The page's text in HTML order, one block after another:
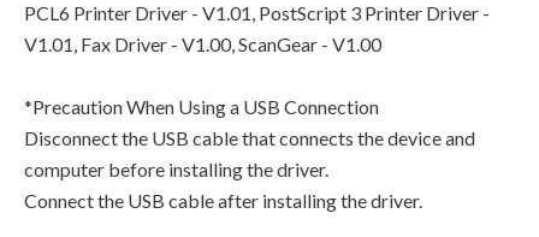
PCL6 Printer Driver - V1.01, PostScript 3 Printer Driver -
V1.01, Fax Driver - V1.00, ScanGear - V1.00
*Precaution When Using a USB Connection
Disconnect the USB cable that connects the device and
computer before installing the driver.
Connect the USB cable after installing the driver.